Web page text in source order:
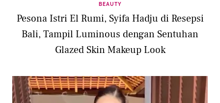
BEAUTY
Pesona Istri El Rumi, Syifa Hadju di Resepsi
Bali, Tampil Luminous dengan Sentuhan
Glazed Skin Makeup Look